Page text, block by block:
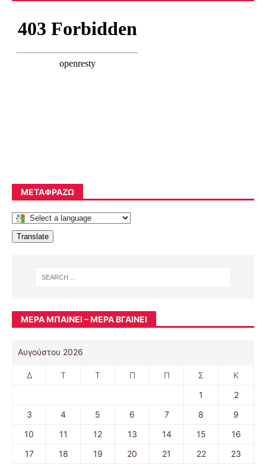
ΜΕΤΑΦΡΆΖΩ
Translate
ΜΈΡΑ ΜΠΑΊΝΕΙ – ΜΈΡΑ ΒΓΑΊΝΕΙ
Αυγούστου 2026
Δ Τ Τ Π Π Σ
Κ
1
2
3
4 5 6 7 8
9
10
11 12 13 14 15
16
17
18 19 20 21 22 23